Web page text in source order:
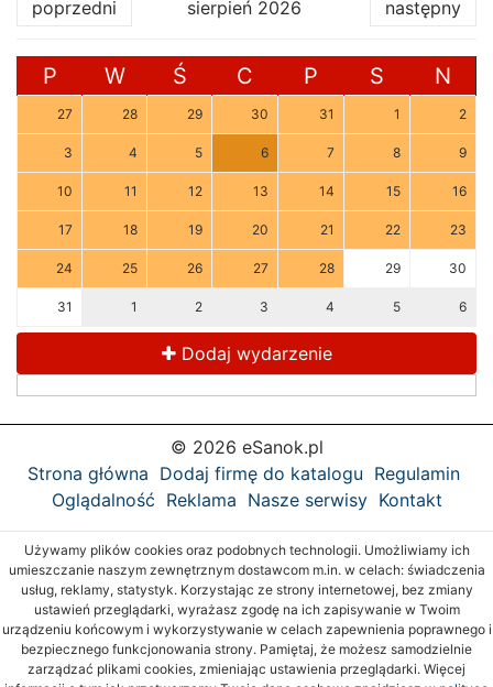
poprzedni sierpień 2026 następny
P W Ś C P S N
27 28 29 30 31 1 2
3 4 5 6 7 8 9
10 11 12 13 14 15 16
17 18 19 20 21 22 23
24 25 26 27 28 29 30
31 1 2 3 4 5 6
Dodaj wydarzenie
© 2026 eSanok.pl
Strona główna Dodaj firmę do katalogu Regulamin
Oglądalność Reklama Nasze serwisy Kontakt
Używamy plików cookies oraz podobnych technologii. Umożliwiamy ich
umieszczanie naszym zewnętrznym dostawcom m.in. w celach: świadczenia
usług, reklamy, statystyk. Korzystając ze strony internetowej, bez zmiany
ustawień przeglądarki, wyrażasz zgodę na ich zapisywanie w Twoim
urządzeniu końcowym i wykorzystywanie w celach zapewnienia poprawnego i
bezpiecznego funkcjonowania strony. Pamiętaj, że możesz samodzielnie
zarządzać plikami cookies, zmieniając ustawienia przeglądarki. Więcej